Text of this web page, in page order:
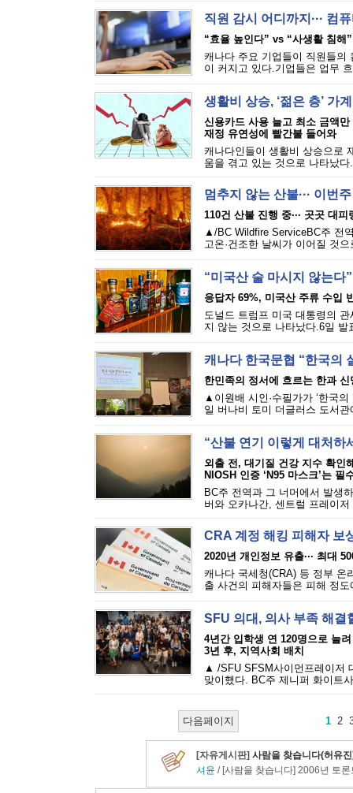
직원 감시 어디까지··· 컴
“효율 높인다” vs “사생활 침해”
캐나다 주요 기업들이 직원들의
이 커지고 있다.기업들은 업무
생활비 상승, ‘젊은 층’ 가
신용카드 사용 늘고 최소 금액만
재정 유연성에 빨간불 들어와
캐나다인들이 생활비 상승으로
움을 겪고 있는 것으로 나타났
멈추지 않는 산불··· 이번
110건 산불 진행 중··· 곳곳 대피
▲/BC Wildfire ServiceBC주 전
고온·건조한 날씨가 이어질 것
“미국산 술 마시지 않는다
응답자 69%, 미국산 주류 수입
도널드 트럼프 미국 대통령의
지 않는 것으로 나타났다.6일
캐나다 한국문협 “한국의
한민족의 정서에 흐르는 한과 신
▲이원배 시인·수필가가 ‘한국
일 버나비 토미 더글러스 도서관
“산불 연기 이렇게 대처하
외출 전, 대기질 건강 지수 확인
NIOSH 인증 ‘N95 마스크’는 필
BC주 전역과 그 너머에서 발생
버와 오카나간, 센트럴 프레이
CRA 계정 해킹 피해자 보
2020년 개인정보 유출··· 최대
캐나다 국세청(CRA) 등 정부 온
출 사건의 피해자들은 피해 정
SFU 의대, 의사 부족 해
4년간 입학생 연 120명으로 늘려
3년 후, 지역사회 배치
▲ /SFU SFSM사이먼프레이저
맞이했다. BC주 제니퍼 화이트
다음페이지 1 2